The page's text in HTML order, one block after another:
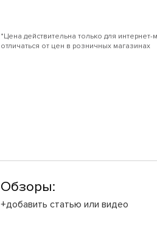
*Цена действительна только для
отличаться от цен в розничных магазинах
Обзоры:
+добавить статью или видео